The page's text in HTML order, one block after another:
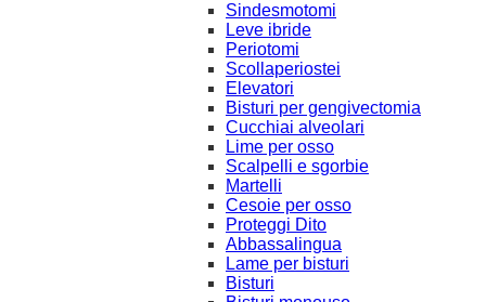
Sindesmotomi
Leve ibride
Periotomi
Scollaperiostei
Elevatori
Bisturi per gengivectomia
Cucchiai alveolari
Lime per osso
Scalpelli e sgorbie
Martelli
Cesoie per osso
Proteggi Dito
Abbassalingua
Lame per bisturi
Bisturi